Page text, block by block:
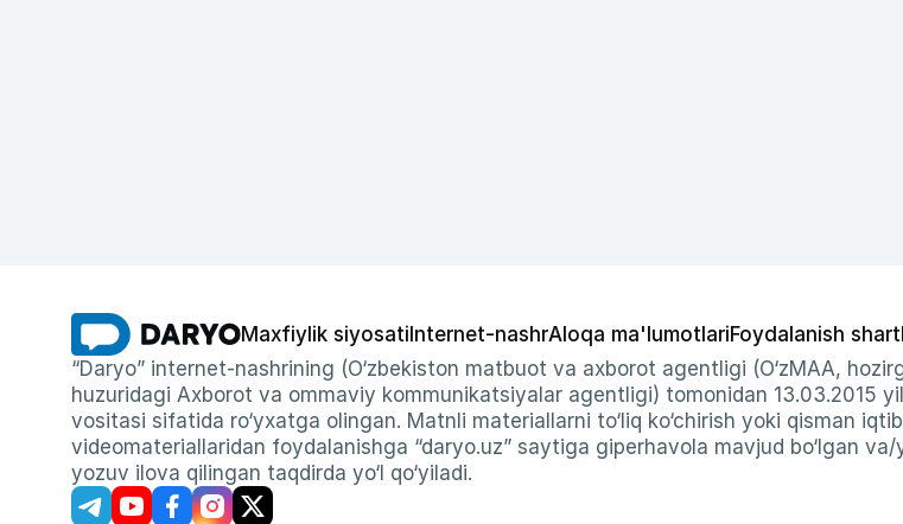
Maxfiylik siyosati Internet-nashrAloqa ma'lumotlariFoydalanish
“Daryo” internet-nashrining (O‘zbekiston matbuot va axborot agentligi (O‘zMAA,
huzuridagi Axborot va ommaviy kommunikatsiyalar agentligi) tomonidan 13.03.2015
vositasi sifatida ro‘yxatga olingan. Matnli materiallarni to‘liq ko‘chirish yoki qisman
videomateriallaridan foydalanishga “daryo.uz” saytiga giperhavola mavjud bo‘lgan
yozuv ilova qilingan taqdirda yo‘l qo‘yiladi.